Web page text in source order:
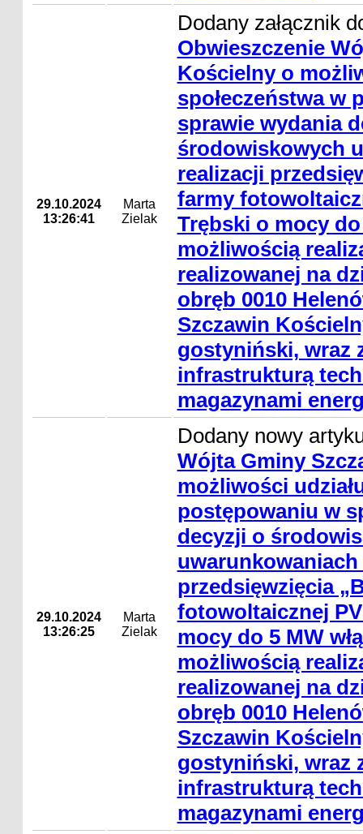
29.10.2024
13:26:41
Marta
Zielak
Dodany załącznik
Obwieszczenie
Kościelny o
społeczeństwa w
sprawie wydania
środowiskowych
realizacji
farmy
Trębski o mocy do
możliwością
realizowanej na
obręb 0010
Szczawin
gostyniński, wraz
infrastrukturą
magazynami
29.10.2024
13:26:25
Marta
Zielak
Dodany nowy
Wójta Gminy
możliwości
postępowaniu w
decyzji o
przedsięwzięcia
fotowoltaicznej
mocy do 5 MW
możliwością
realizowanej na
obręb 0010
Szczawin
gostyniński, wraz
infrastrukturą
magazynami